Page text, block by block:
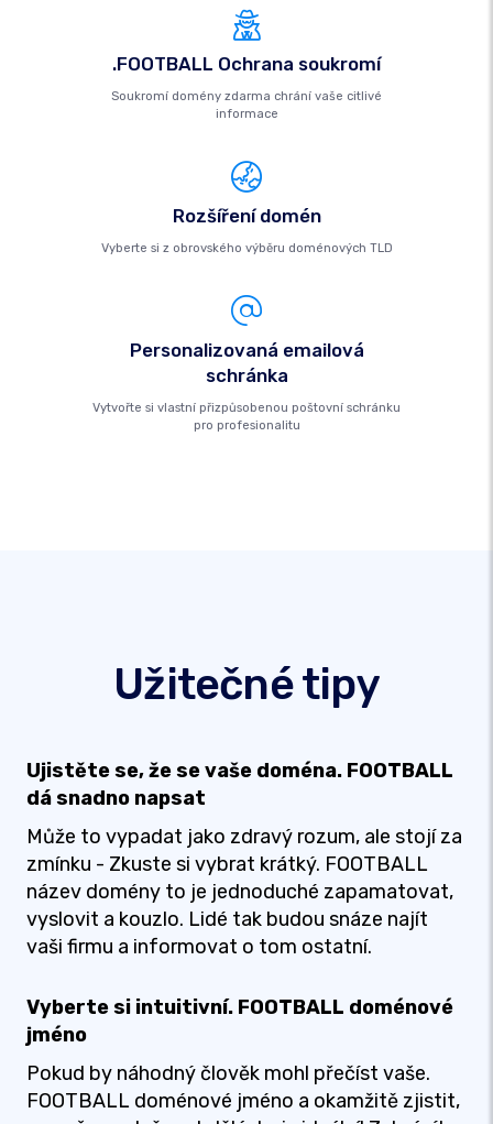
.FOOTBALL Ochrana soukromí
Soukromí domény zdarma chrání vaše citlivé
informace
Rozšíření domén
Vyberte si z obrovského výběru doménových TLD
Personalizovaná emailová
schránka
Vytvořte si vlastní přizpůsobenou poštovní schránku
pro profesionalitu
Užitečné tipy
Ujistěte se, že se vaše doména. FOOTBALL
dá snadno napsat
Může to vypadat jako zdravý rozum, ale stojí za
zmínku - Zkuste si vybrat krátký. FOOTBALL
název domény to je jednoduché zapamatovat,
vyslovit a kouzlo. Lidé tak budou snáze najít
vaši firmu a informovat o tom ostatní.
Vyberte si intuitivní. FOOTBALL doménové
jméno
Pokud by náhodný člověk mohl přečíst vaše.
FOOTBALL doménové jméno a okamžitě zjistit,